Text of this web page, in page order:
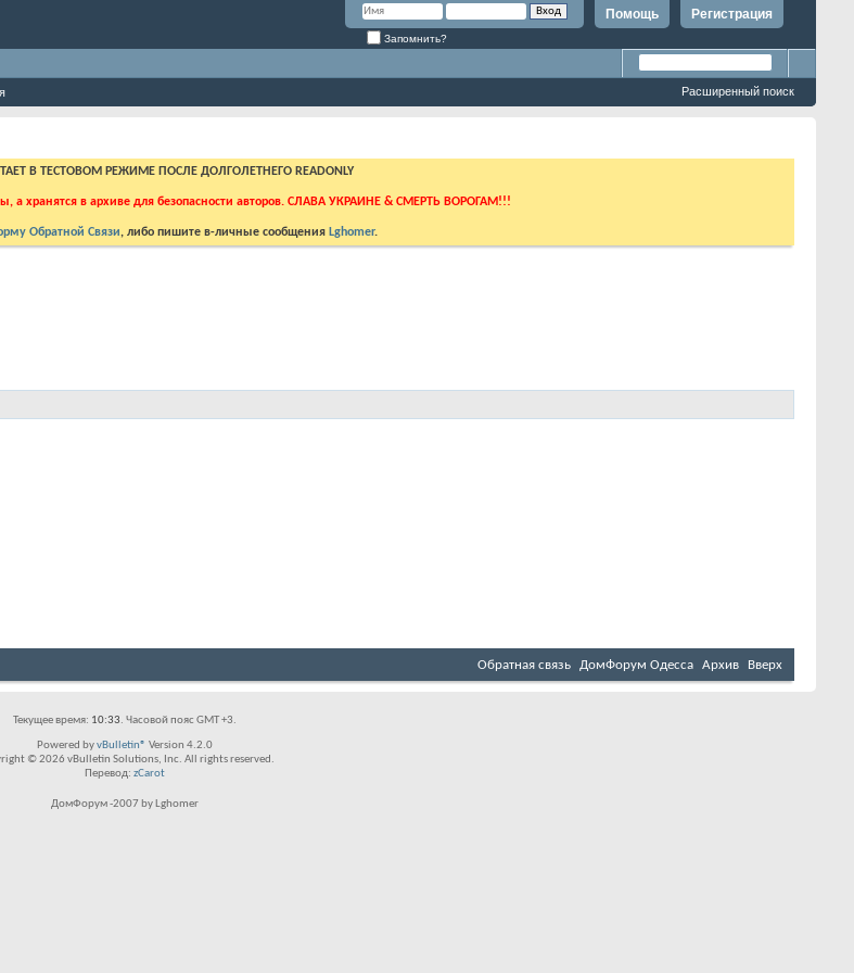
Регистрация
Помощь
Запомнить?
Расширенный поиск
В ТЕСТОВОМ РЕЖИМЕ ПОСЛЕ ДОЛГОЛЕТНЕГО READONLY
хранятся в архиве для безопасности авторов. СЛАВА УКРАИНЕ & СМЕРТЬ ВОРОГАМ!!!
Обратной Связи, либо пишите в-личные сообщения Lghomer.
Обратная связь ДомФорум Одесса Архив Вверх
Текущее время: 10:33. Часовой пояс GMT +3.
Powered byvBulletin® Version 4.2.0
© 2026 vBulletin Solutions, Inc. All rights reserved.
Перевод: zCarot
ДомФорум -2007 by Lghomer